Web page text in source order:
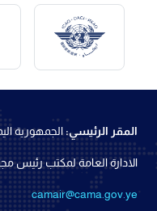
المقر الرئيسي:الجمهورية
الادارة العامة لمكتب رئيس
camair@cama.gov.ye